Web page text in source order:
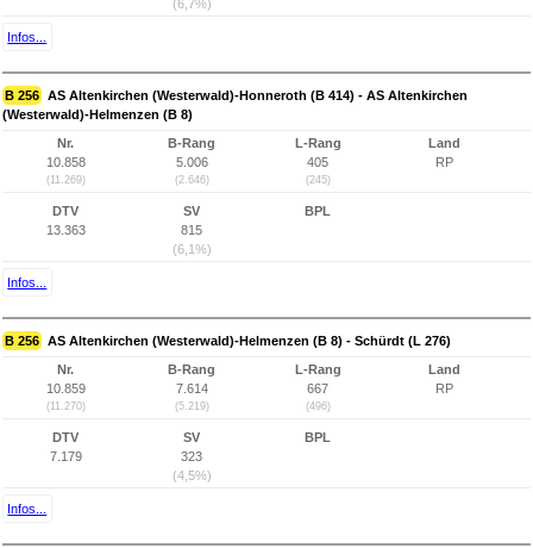
(6,7%)
Infos...
B 256 AS Altenkirchen (Westerwald)-Honneroth (B 414) - AS Altenkirchen
(Westerwald)-Helmenzen (B 8)
Nr.
10.858
(11.269)
B-Rang
5.006
(2.646)
L-Rang
405
(245)
Land
RP
DTV
13.363
SV
815
(6,1%)
BPL
Infos...
B 256 AS Altenkirchen (Westerwald)-Helmenzen (B 8) - Schürdt (L 276)
Nr.
10.859
(11.270)
B-Rang
7.614
(5.219)
L-Rang
667
(496)
Land
RP
DTV
7.179
SV
323
(4,5%)
BPL
Infos...